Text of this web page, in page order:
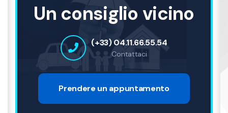
Un consiglio vicino
(+33) 04.11.66.55.54
Contattaci
Prendere un appuntamento